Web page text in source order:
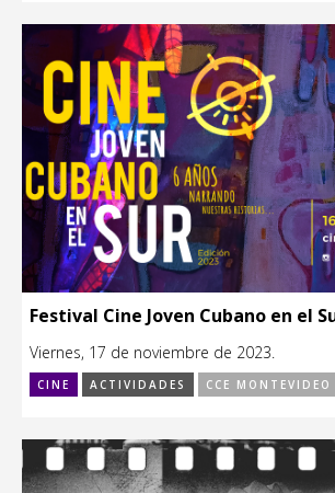
Festival Cine Joven Cubano en el
Viernes, 17 de noviembre de 2023.
CINE ACTIVIDADES CCE